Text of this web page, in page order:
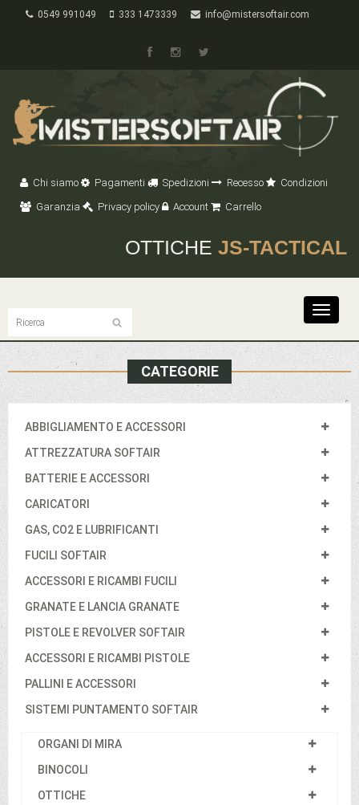
0549 991049 333 1473339 info@mistersoftair.com
Chi siamo Pagamenti Spedizioni Recesso
Condizioni
Garanzia
Privacy policy Account Carrello
OTTICHE JS-TACTICAL
Toggle
CATEGORIE
ABBIGLIAMENTO E ACCESSORI
ATTREZZATURA SOFTAIR
BATTERIE E ACCESSORI
CARICATORI
GAS, CO2 E LUBRIFICANTI
FUCILI SOFTAIR
ACCESSORI E RICAMBI FUCILI
GRANATE E LANCIA GRANATE
PISTOLE E REVOLVER SOFTAIR
ACCESSORI E RICAMBI PISTOLE
PALLINI E ACCESSORI
SISTEMI PUNTAMENTO SOFTAIR
ORGANI DI MIRA
BINOCOLI
OTTICHE